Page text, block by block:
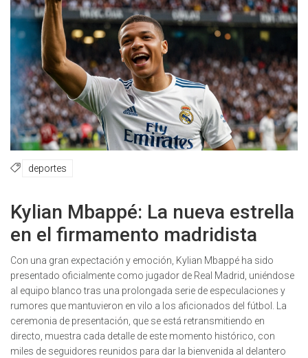
l
a
a
deportes
Kylian Mbappé: La nueva estrella
en el firmamento madridista
Con una gran expectación y emoción, Kylian Mbappé ha sido
presentado oficialmente como jugador de Real Madrid, uniéndose
al equipo blanco tras una prolongada serie de especulaciones y
rumores que mantuvieron en vilo a los aficionados del fútbol. La
ceremonia de presentación, que se está retransmitiendo en
directo, muestra cada detalle de este momento histórico, con
miles de seguidores reunidos para dar la bienvenida al delantero